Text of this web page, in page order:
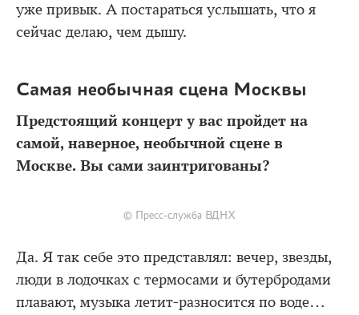
уже привык. А постараться услышать, что я
сейчас делаю, чем дышу.
Самая необычная сцена Москвы
Предстоящий концерт у вас пройдет на
самой, наверное, необычной сцене в
Москве. Вы сами заинтригованы?
© Пресс-служба ВДНХ
Да. Я так себе это представлял: вечер, звезды,
люди в лодочках с термосами и бутербродами
плавают, музыка летит-разносится по воде…